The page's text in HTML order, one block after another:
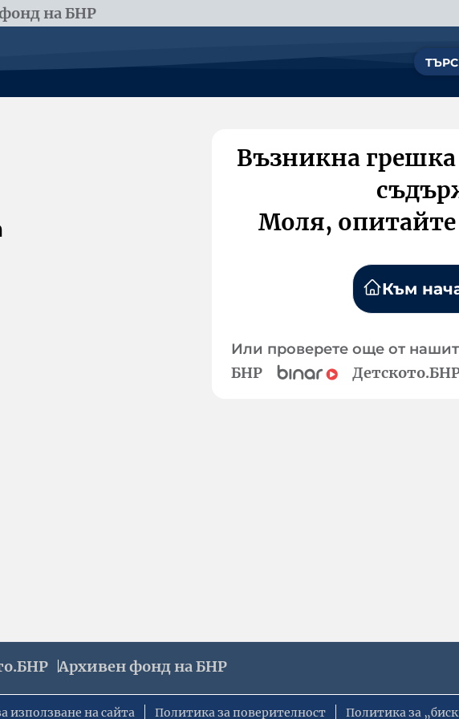
на БНР
Възникна
Моля,
Към
Или проверете още от
БНР
Архивен фонд на БНР
използване на сайта Политика за поверителност Политика за